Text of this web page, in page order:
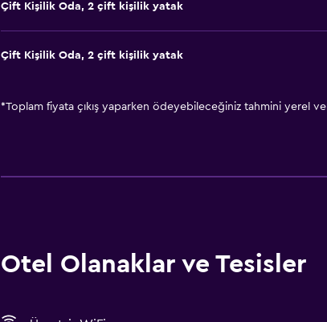
Çift ​Kişilik Oda, 2 çift kişilik yatak
Çift ​Kişilik Oda, 2 çift kişilik yatak
*Toplam fiyata çıkış yaparken ödeyebileceğiniz tahmini yerel
Otel Olanaklar ve Tesisler